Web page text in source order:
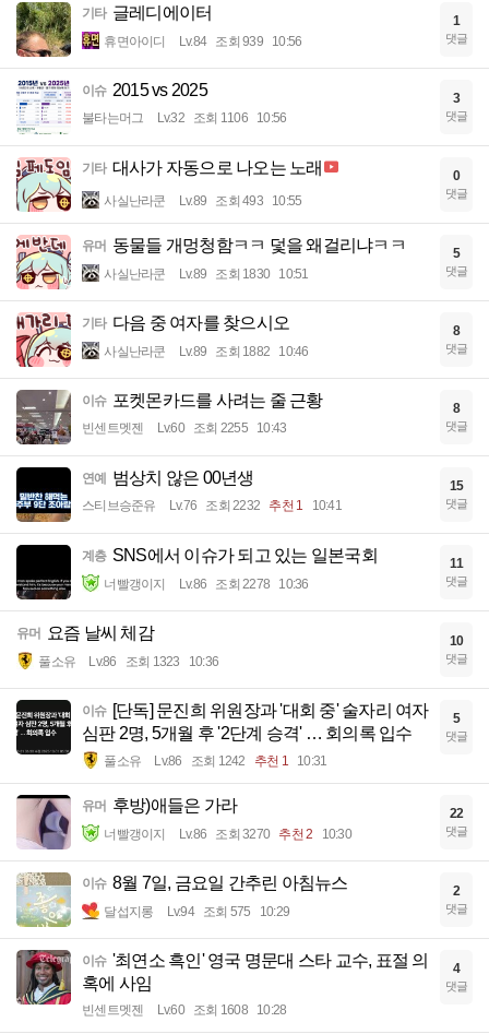
기타 글레디에이터
휴면아이디 Lv.84 조회 939 10:56
1
댓글
이슈 2015 vs 2025
불타는머그 Lv.32 조회 1106 10:56
3
댓글
기타 대사가 자동으로 나오는 노래
사실난라쿤 Lv.89 조회 493 10:55
0
댓글
유머 동물들 개멍청함ㅋㅋ 덫을 왜걸리냐ㅋㅋ
사실난라쿤 Lv.89 조회 1830 10:51
5
댓글
기타 다음 중 여자를 찾으시오
사실난라쿤 Lv.89 조회 1882 10:46
8
댓글
이슈 포켓몬카드를 사려는 줄 근황
빈센트멧젠 Lv.60 조회 2255 10:43
8
댓글
연예 범상치 않은 00년생
스티브승준유 Lv.76 조회 2232 추천 1 10:41
15
댓글
계층 SNS에서 이슈가 되고 있는 일본국회
너빨갱이지 Lv.86 조회 2278 10:36
11
댓글
유머 요즘 날씨 체감
풀소유 Lv.86 조회 1323 10:36
10
댓글
이슈 [단독] 문진희 위원장과 '대회 중' 술자리 여자
심판 2명, 5개월 후 '2단계 승격' … 회의록 입수
풀소유 Lv.86 조회 1242 추천 1 10:31
5
댓글
유머 후방)애들은 가라
너빨갱이지 Lv.86 조회 3270 추천 2 10:30
22
댓글
이슈 8월 7일, 금요일 간추린 아침뉴스
달섭지롱 Lv.94 조회 575 10:29
2
댓글
이슈 '최연소 흑인' 영국 명문대 스타 교수, 표절 의
혹에 사임
빈센트멧젠 Lv.60 조회 1608 10:28
4
댓글